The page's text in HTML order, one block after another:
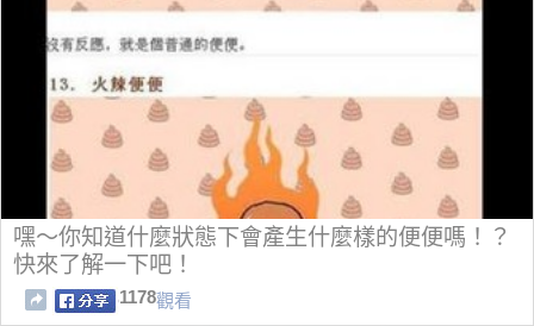
嘿～你知道什麼狀態下會產生什麼樣的便便嗎！？
快來了解一下吧！
1178觀看